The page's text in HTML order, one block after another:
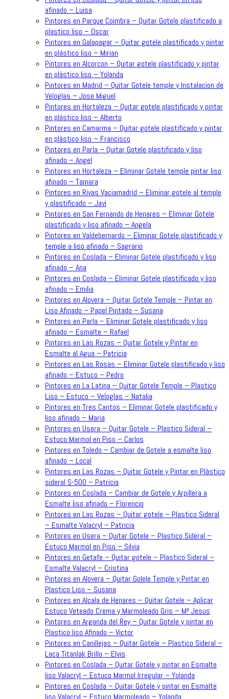
afinado – Luisa
Pintores en Parque Coimbra – Quitar Gotele plastificado a
plastico liso – Oscar
Pintores en Galapagar – Quitar gotele plastificado y pintar
en plástico liso – Mirian
Pintores en Alcorcon – Quitar gotele plastificado y pintar
en plástico liso – Yolanda
Pintores en Madrid – Quitar Gotele temple y Instalacion de
Veloglas – Jose Miguel
Pintores en Hortaleza – Quitar gotele plastificado y pintar
en plástico liso – Alberto
Pintores en Camarma – Quitar gotele plastificado y pintar
en plástico liso – Francisco
Pintores en Parla – Quitar Gotele plastificado y liso
afinado – Angel
Pintores en Hortaleza – Eliminar Gotele temple pintar liso
afinado – Tamara
Pintores en Rivas Vaciamadrid – Eliminar gotele al temple
y plastificado – Javi
Pintores en San Fernando de Henares – Eliminar Gotele
plastificado y liso afinado – Angela
Pintores en Valdebernardo – Eliminar Gotele plastificado y
temple a liso afinado – Sagrario
Pintores en Coslada – Eliminar Gotele plastificado y liso
afinado – Ana
Pintores en Coslada – Eliminar Gotele plastificado y liso
afinado – Emilia
Pintores en Alovera – Quitar Gotele Temple – Pintar en
Liso Afinado – Papel Pintado – Susana
Pintores en Parla – Eliminar Gotele plastificado y liso
afinado – Esmalte – Rafael
Pintores en Las Rozas – Quitar Gotele y Pintar en
Esmalte al Agua – Patricia
Pintores en Las Rosas – Eliminar Gotele plastificado y liso
afinado – Estuco – Pedro
Pintores en La Latina – Quitar Gotele Temple – Plastico
Liso – Estuco – Veloglas – Natalia
Pintores en Tres Cantos – Eliminar Gotele plastificado y
liso afinado – Maria
Pintores en Usera – Quitar Gotele – Plastico Sideral –
Estuco Marmol en Piso – Carlos
Pintores en Toledo – Cambiar de Gotele a esmalte liso
afinado – Local
Pintores en Las Rozas – Quitar Gotele y Pintar en Plástico
sideral S-500 – Patricia
Pintores en Coslada – Cambiar de Gotele y Arpillera a
Esmalte liso afinado – Florencio
Pintores en Las Rozas – Quitar gotele – Plastico Sideral
– Esmalte Valacryl – Patricia
Pintores en Usera – Quitar Gotele – Plastico Sideral –
Estuco Marmol en Piso – Silvia
Pintores en Getafe – Quitar gotele – Plastico Sideral –
Esmalte Valacryl – Cristina
Pintores en Alovera – Quitar Golele Temple y Pintar en
Plastico Liso – Susana
Pintores en Alcala de Henares – Quitar Gotele – Aplicar
Estuco Veteado Crema y Marmoleado Gris – Mª Jesus
Pintores en Arganda del Rey – Quitar Gotele y pintar en
Plastico liso Afinado – Victor
Pintores en Canillejas – Quitar Gotele – Plastico Sideral –
Laca Titanlak Brillo – Elvis
Pintores en Coslada – Quitar Gotele y pintar en Esmalte
liso Valacryl – Estuco Marmol Irregular – Yolanda
Pintores en Coslada – Quitar Gotele y pintar en Esmalte
liso Valacryl – Estuco Marmoleado – Yolanda